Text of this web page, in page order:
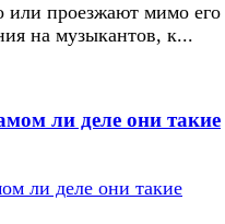
или проезжают мимо его
на музыкантов, к...
ли деле они такие